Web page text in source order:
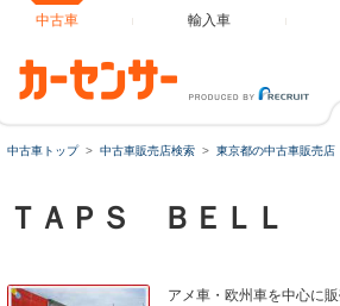
中古車 輸入車
中古車トップ 中古車販売店検索 東京都の中古車販売店
ＴＡＰＳ ＢＥＬＬ
アメ車・欧州車を中心に